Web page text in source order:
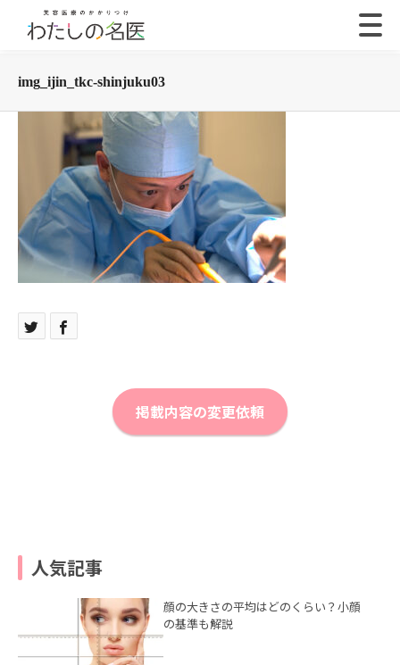
img_ijin_tkc-shinjuku03
掲載内容の変更依頼
人気記事
顔の大きさの平均はどのくらい？小顔
の基準も解説